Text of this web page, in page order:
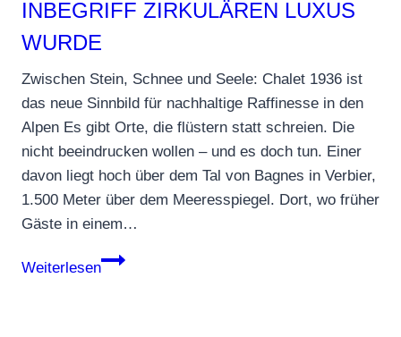
INBEGRIFF ZIRKULÄREN LUXUS
WURDE
Zwischen Stein, Schnee und Seele: Chalet 1936 ist
das neue Sinnbild für nachhaltige Raffinesse in den
Alpen Es gibt Orte, die flüstern statt schreien. Die
nicht beeindrucken wollen – und es doch tun. Einer
davon liegt hoch über dem Tal von Bagnes in Verbier,
1.500 Meter über dem Meeresspiegel. Dort, wo früher
Gäste in einem…
Weiterlesen
Zurück